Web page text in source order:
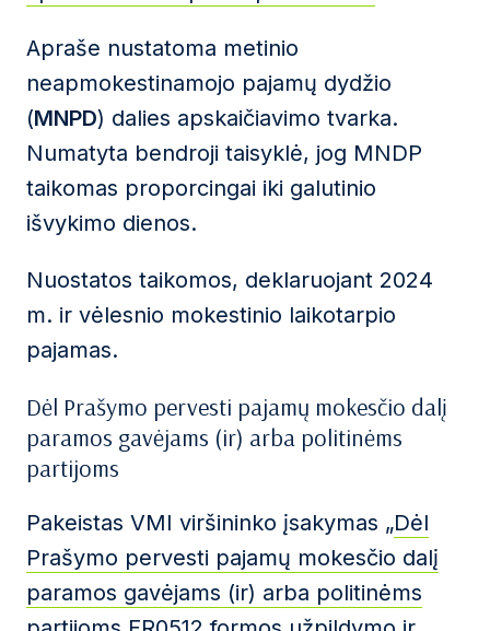
Apraše nustatoma metinio
neapmokestinamojo pajamų dydžio
(MNPD) dalies apskaičiavimo tvarka.
Numatyta bendroji taisyklė, jog MNDP
taikomas proporcingai iki galutinio
išvykimo dienos.
Nuostatos taikomos, deklaruojant 2024
m. ir vėlesnio mokestinio laikotarpio
pajamas.
Dėl Prašymo pervesti pajamų mokesčio dalį
paramos gavėjams (ir) arba politinėms
partijoms
Pakeistas VMI viršininko įsakymas „Dėl
Prašymo pervesti pajamų mokesčio dalį
paramos gavėjams (ir) arba politinėms